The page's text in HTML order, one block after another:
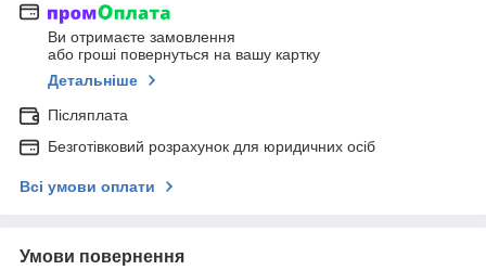
Ви отримаєте замовлення
або гроші повернуться на вашу картку
Детальніше
Післяплата
Безготівковий розрахунок для юридичних осіб
Всі умови оплати
Умови повернення